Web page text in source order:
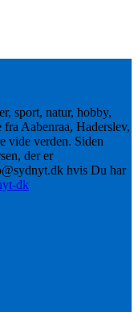
sport, natur, hobby,
Aabenraa, Haderslev,
vide verden. Siden
der er
hvis Du har
dk